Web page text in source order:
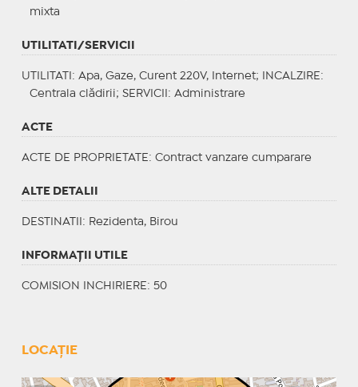
mixta
UTILITATI/SERVICII
UTILITATI : Apa, Gaze, Curent 220V, Internet; INCALZIRE :
Centrala clădirii; SERVICII : Administrare
ACTE
ACTE DE PROPRIETATE : Contract vanzare cumparare
ALTE DETALII
DESTINATII : Rezidenta, Birou
INFORMAŢII UTILE
COMISION INCHIRIERE: 50
LOCAȚIE